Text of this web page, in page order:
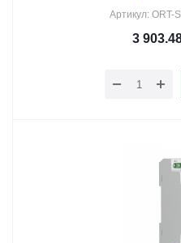
Артикул: ORT-
3